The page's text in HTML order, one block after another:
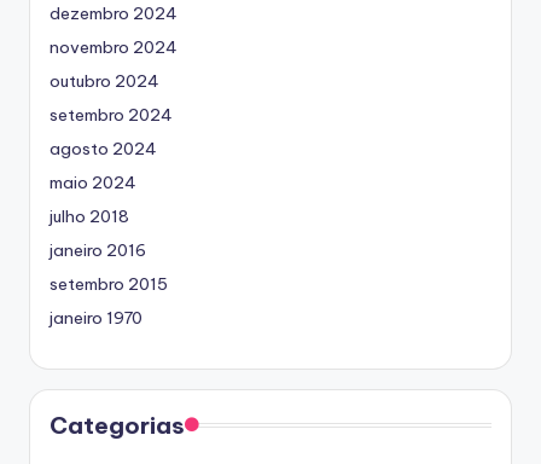
dezembro 2024
novembro 2024
outubro 2024
setembro 2024
agosto 2024
maio 2024
julho 2018
janeiro 2016
setembro 2015
janeiro 1970
Categorias